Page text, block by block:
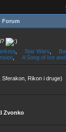
Forum
Star Wars
A Song of Ice
Rikon i druge)
Zvonko